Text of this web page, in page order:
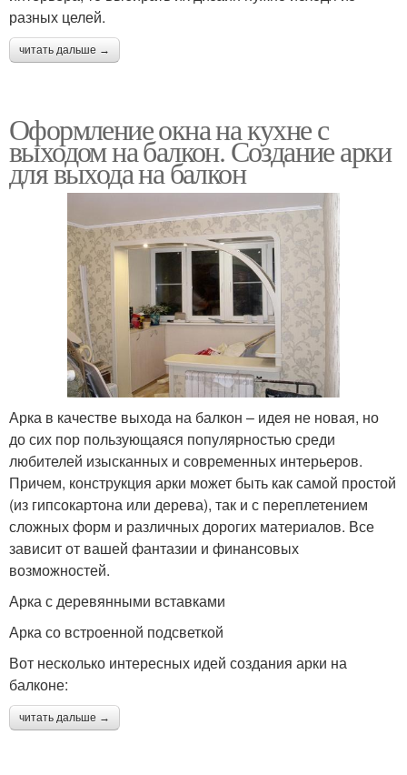
разных целей.
читать дальше →
Оформление окна на кухне с
выходом на балкон. Создание арки
для выхода на балкон
Арка в качестве выхода на балкон – идея не новая, но
до сих пор пользующаяся популярностью среди
любителей изысканных и современных интерьеров.
Причем, конструкция арки может быть как самой простой
(из гипсокартона или дерева), так и с переплетением
сложных форм и различных дорогих материалов. Все
зависит от вашей фантазии и финансовых
возможностей.
Арка с деревянными вставками
Арка со встроенной подсветкой
Вот несколько интересных идей создания арки на
балконе:
читать дальше →